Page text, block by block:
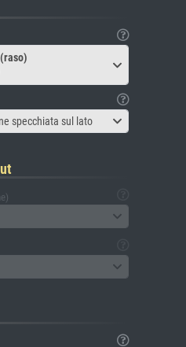
specchiata sul lato